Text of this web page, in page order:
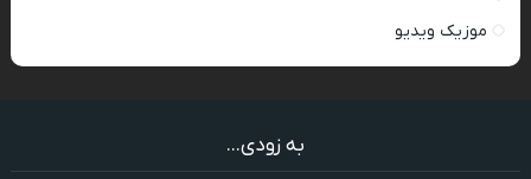
موزیک ویدیو
به زودی...